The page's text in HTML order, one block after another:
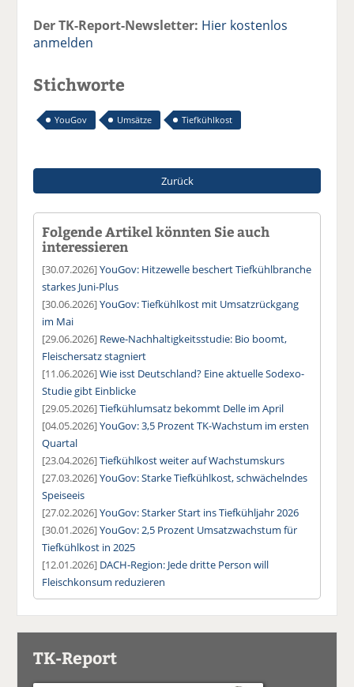
Der TK-Report-Newsletter: Hier kostenlos
anmelden
Stichworte
YouGov Umsätze Tiefkühlkost
Zurück
Folgende Artikel könnten Sie auch
interessieren
[30.07.2026]YouGov: Hitzewelle beschert Tiefkühlbranche
starkes Juni-Plus
[30.06.2026]YouGov: Tiefkühlkost mit Umsatzrückgang
im Mai
[29.06.2026] Rewe-Nachhaltigkeitsstudie: Bio boomt,
Fleischersatz stagniert
[11.06.2026]Wie isst Deutschland? Eine aktuelle Sodexo-
Studie gibt Einblicke
[29.05.2026]Tiefkühlumsatz bekommt Delle im April
[04.05.2026]YouGov: 3,5 Prozent TK-Wachstum im ersten
Quartal
[23.04.2026]Tiefkühlkost weiter auf Wachstumskurs
[27.03.2026]YouGov: Starke Tiefkühlkost, schwächelndes
Speiseeis
[27.02.2026]YouGov: Starker Start ins Tiefkühljahr 2026
[30.01.2026]YouGov: 2,5 Prozent Umsatzwachstum für
Tiefkühlkost in 2025
[12.01.2026] DACH-Region: Jede dritte Person will
Fleischkonsum reduzieren
TK-Report